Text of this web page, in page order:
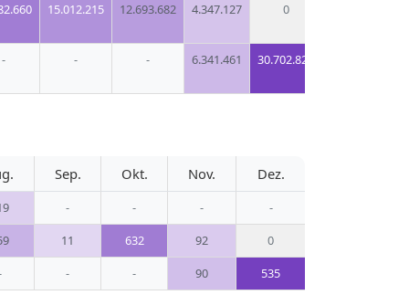
15.012.215 12.693.682 4.347.127 0
- - - 6.341.461 30.702.825
Sep. Okt. Nov. Dez.
- - -
-
11 632 92
0
- - 90 535